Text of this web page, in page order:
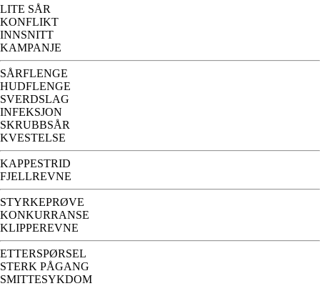
LITE SÅR
KONFLIKT
INNSNITT
KAMPANJE
SÅRFLENGE
HUDFLENGE
SVERDSLAG
INFEKSJON
SKRUBBSÅR
KVESTELSE
KAPPESTRID
FJELLREVNE
STYRKEPRØVE
KONKURRANSE
KLIPPEREVNE
ETTERSPØRSEL
STERK PÅGANG
SMITTESYKDOM